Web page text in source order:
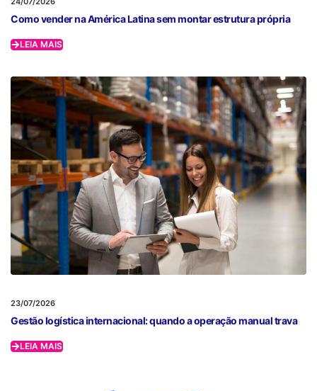
Como vender na América Latina sem montar estrutura própria
LEIA MAIS
23/07/2026
Gestão logística internacional: quando a operação manual trava
LEIA MAIS